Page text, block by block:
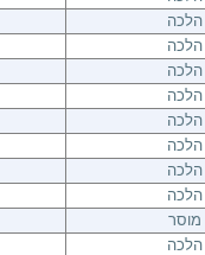
הלכה
הלכה
הלכה
הלכה
הלכה
הלכה
הלכה
הלכה
מוסר
הלכה